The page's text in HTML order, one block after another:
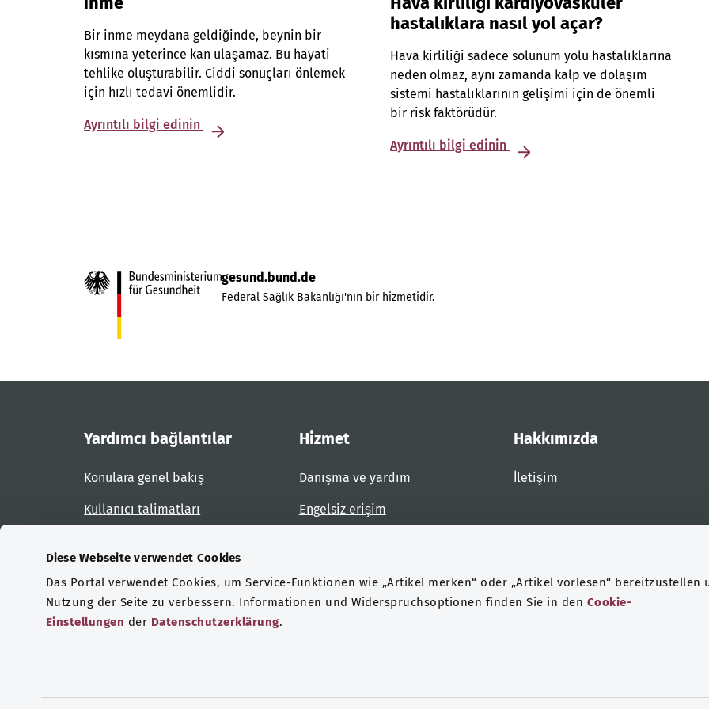
Diese Webseite verwendet Cookies
Das Portal verwendet Cookies, um Service-Funktionen wie „Artikel merken“ oder „Artikel vorlesen“ bereitzustellen
Nutzung der Seite zu verbessern. Informationen und Widerspruchsoptionen finden Sie in den Cookie-
Einstellungen der Datenschutzerklärung.
Bir inme meydana geldiğinde, beynin bir
kısmına yeterince kan ulaşamaz. Bu hayati
tehlike oluşturabilir. Ciddi sonuçları önlemek
için hızlı tedavi önemlidir.
Ayrıntılı bilgi edinin
hastalıklara nasıl yol açar?
Hava kirliliği sadece solunum yolu hastalıklarına
neden olmaz, aynı zamanda kalp ve dolaşım
sistemi hastalıklarının gelişimi için de önemli
bir risk faktörüdür.
Ayrıntılı bilgi edinin
gesund.bund.de
Federal Sağlık Bakanlığı'nın bir hizmetidir.
Yardımcı bağlantılar
Konulara genel bakış
Kullanıcı talimatları
Hizmet
Danışma ve yardım
Engelsiz erişim
Hakkımızda
İletişim
Sertifikasyonlar